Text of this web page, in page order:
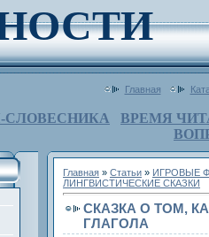
Главная
СЛОВЕСНИКА
ВРЕМЯ
Главная » Статьи » ИГРОВЫЕ
ЛИНГВИСТИЧЕСКИЕ СКАЗКИ
СКАЗКА О ТОМ,
ГЛАГОЛА